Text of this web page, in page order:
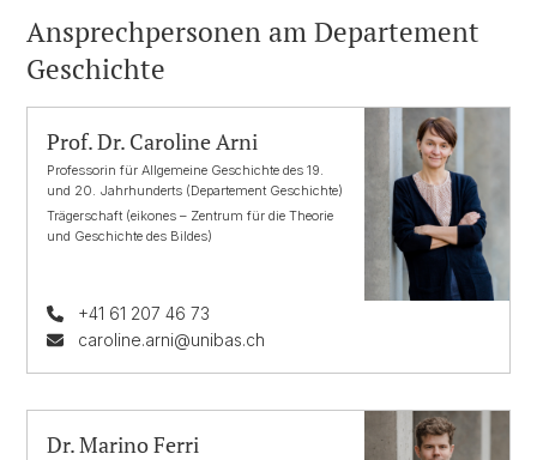
Ansprechpersonen am Departement
Geschichte
Prof. Dr. Caroline Arni
Professorin für Allgemeine Geschichte des 19.
und 20. Jahrhunderts (Departement Geschichte)
Trägerschaft (eikones – Zentrum für die Theorie
und Geschichte des Bildes)
+41 61 207 46 73
caroline.arni@unibas.ch
Dr. Marino Ferri